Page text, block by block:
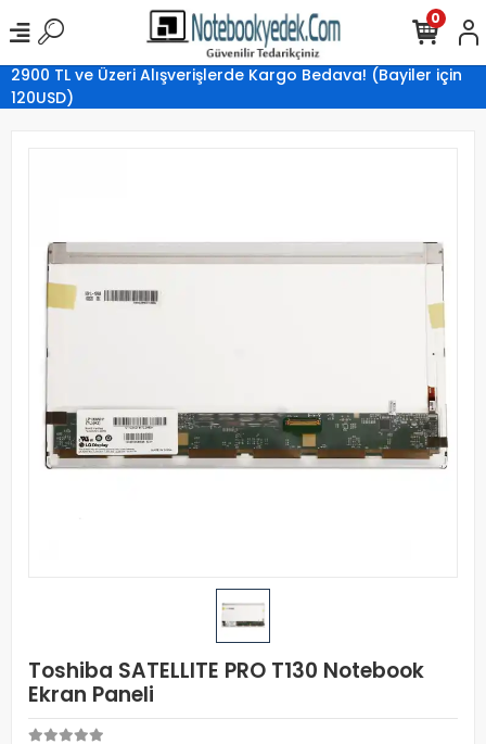
2900 TL ve Üzeri Alışverişlerde Kargo Bedava! (Bayiler için
120USD)
0
Toshiba SATELLITE PRO T130 Notebook
Ekran Paneli